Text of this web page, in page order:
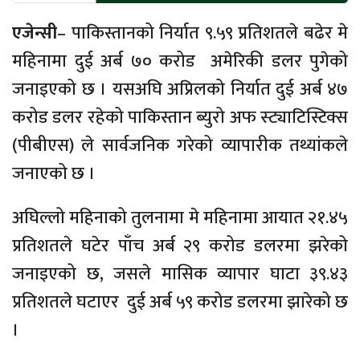
एजेन्सी– पाकिस्तानको निर्यात ९.५९ प्रतिशतले बढेर मे
महिनामा दुई अर्ब ७० करोड अमेरिकी डलर पुगेको
जनाइएको छ । यसअघि अप्रिलको निर्यात दुई अर्ब ४७
करोड डलर रहेको पाकिस्तान ब्युरो अफ स्ट्याटिस्टिक्स
(पीबीएस) ले सार्वजनिक गरेको व्यापारीक तथ्यांकले
जनाएको छ ।
अघिल्लो महिनाको तुलनामा मे महिनामा आयात २१.४५
प्रतिशतले घटेर पाँच अर्ब २९ करोड डलरमा झरेको
जनाइएको छ, जसले मासिक व्यापार घाटा ३९.४३
प्रतिशतले घटाएर दुई अर्ब ५९ करोड डलरमा झारेको छ
।